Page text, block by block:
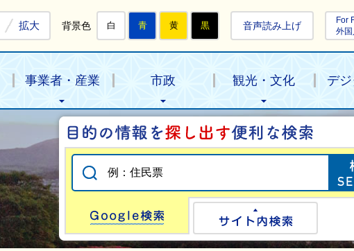
拡大 背景色 白 青 黄 黒 音声読み上げ
For
外国
事業者・産業 市政 観光・文化 デ
Google検索